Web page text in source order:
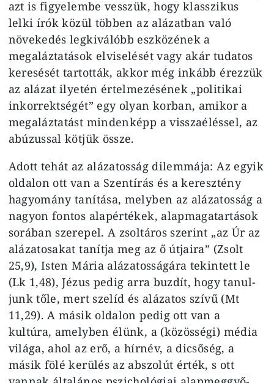
azt is figyelembe vesszük, hogy klasszikus
lelki írók közül többen az alázatban való
növekedés legkiválóbb eszkö­zének a
megaláztatások elviselését vagy akár tudatos
keresését tartot­ták, akkor még inkább érezzük
az alázat ilyetén értelmezésének „poli­tikai
inkorrektségét” egy olyan kor­ban, amikor a
megaláztatást min­denképp a visszaéléssel, az
abúzussal kötjük össze.
Adott tehát az alázatosság dilemmá­ja: Az egyik
oldalon ott van a Szent­írás és a keresztény
hagyomány taní­tása, melyben az alázatosság a
nagyon fontos alapértékek, alapmagatartások
sorában szerepel. A zsoltáros szerint „az Úr az
alázatosakat tanítja meg az ő útjaira” (Zsolt
25,9), Isten Mária alázatosságára tekintett le
(Lk 1,48), Jézus pedig arra buzdít, hogy tanul­
junk tőle, mert szelíd és alázatos szí­vű (Mt
11,29). A másik oldalon pe­dig ott van a
kultúra, amelyben élünk, a (közösségi) média
világa, ahol az erő, a hírnév, a dicsőség, a
másik fölé kerülés az abszolút érték, s ott